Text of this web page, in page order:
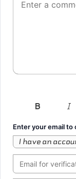
Enter your email to
I have an